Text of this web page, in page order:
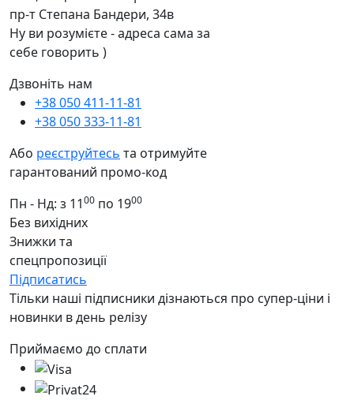
пр-т Степана Бандери, 34в
Ну ви розумієте - адреса сама за
себе говорить )
Дзвоніть нам
+38 050 411-11-81
+38 050 333-11-81
Або реєструйтесь та отримуйте
гарантований промо-код
Пн - Нд: з 1100 по 1900
Без вихідних
Знижки та
спецпропозиції
Підписатись
Тільки наші підписники дізнаються про супер-ціни і
новинки в день релізу
Приймаємо до сплати